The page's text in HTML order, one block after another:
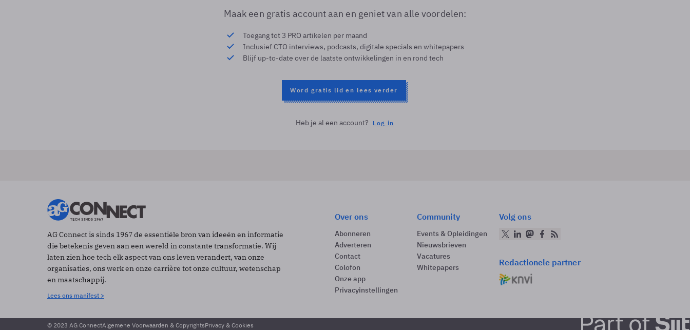
Maak een gratis account aan en geniet van alle voordelen:
Toegang tot 3 PRO artikelen per maand
Inclusief CTO interviews, podcasts, digitale specials en whitepapers
Blijf up-to-date over de laatste ontwikkelingen in en rond tech
Word gratis lid en lees verder
Heb je al een account? Log in
AG Connect is sinds 1967 de essentiële bron van ideeën en informatie
die betekenis geven aan een wereld in constante transformatie. Wij
laten zien hoe tech elk aspect van ons leven verandert, van onze
organisaties, ons werk en onze carrière tot onze cultuur, wetenschap
en maatschappij.
Lees ons manifest >
Over ons
Abonneren
Adverteren
Contact
Colofon
Onze app
Privacyinstellingen
Community
Events & Opleidingen
Nieuwsbrieven
Vacatures
Whitepapers
Volg ons
Redactionele partner
© 2023 AG ConnectAlgemene Voorwaarden & CopyrightsPrivacy & Cookies